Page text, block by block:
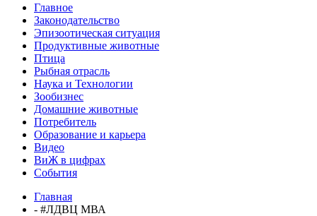
Главное
Законодательство
Эпизоотическая ситуация
Продуктивные животные
Птица
Рыбная отрасль
Наука и Технологии
Зообизнес
Домашние животные
Потребитель
Образование и карьера
Видео
ВиЖ в цифрах
События
Главная
- #ЛДВЦ МВА